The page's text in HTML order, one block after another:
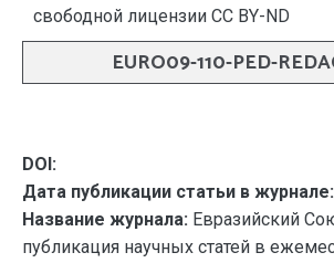
свободной лицензии CC BY-ND
EURO09-110-PED-
DOI:
Дата публикации статьи в журнале:
Название журнала: Евразийский
публикация научных статей в